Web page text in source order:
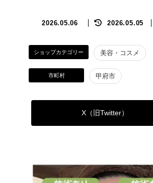
2026.05.06
最
新
日
時
:
2026.05.05
ショップカテゴリー 美容・コスメ
市町村 甲府市
X（旧Twitter）